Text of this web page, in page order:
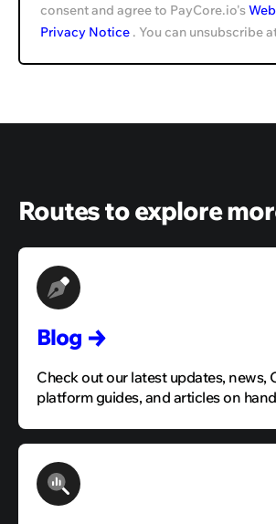
consent and agree to PayCore.io's
Privacy Notice . You can unsubscribe
Routes to explore
Blog
Check out our latest updates, news,
platform guides, and articles on